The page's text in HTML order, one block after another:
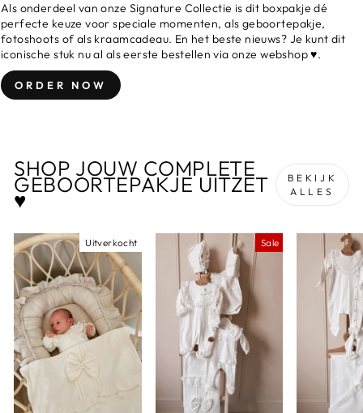
Als onderdeel van onze Signature Collectie is dit boxpakje dé
perfecte keuze voor speciale momenten, als geboortepakje,
fotoshoots of als kraamcadeau. En het beste nieuws? Je kunt dit
iconische stuk nu al als eerste bestellen via onze webshop ♥.
ORDER NOW
SHOP JOUW COMPLETE
GEBOORTEPAKJE UITZET
♥
BEKIJK
ALLES
Uitverkocht Sale